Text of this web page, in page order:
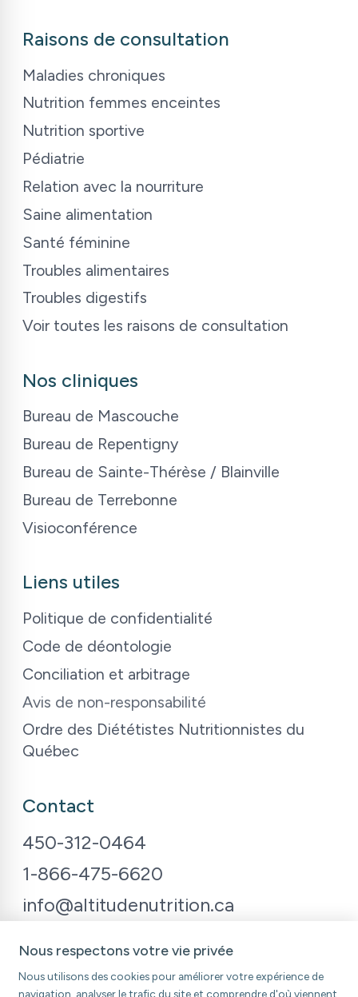
Raisons de consultation
Maladies chroniques
Nutrition femmes enceintes
Nutrition sportive
Pédiatrie
Relation avec la nourriture
Saine alimentation
Santé féminine
Troubles alimentaires
Troubles digestifs
Voir toutes les raisons de consultation
Nos cliniques
Bureau de Mascouche
Bureau de Repentigny
Bureau de Sainte-Thérèse / Blainville
Bureau de Terrebonne
Visioconférence
Liens utiles
Politique de confidentialité
Code de déontologie
Conciliation et arbitrage
Avis de non-responsabilité
Ordre des Diététistes Nutritionnistes du
Québec
Contact
450-312-0464
1-866-475-6620
info@altitudenutrition.ca
Nous respectons votre vie privée
Nous utilisons des cookies pour améliorer votre expérience de
navigation, analyser le trafic du site et comprendre d'où viennent